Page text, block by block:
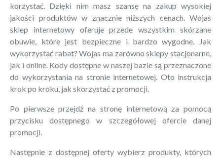
korzystać. Dzięki nim masz szansę na zakup wysokiej
jakości produktów w znacznie niższych cenach. Wojas
sklep internetowy oferuje przede wszystkim skórzane
obuwie, które jest bezpieczne i bardzo wygodne. Jak
wykorzystać rabat? Wojas ma zarówno sklepy stacjonarne,
jak i online. Kody dostępne w naszej bazie są przeznaczone
do wykorzystania na stronie internetowej. Oto instrukcja
krok po kroku, jak skorzystać z promocji.
Po pierwsze przejdź na stronę internetową za pomocą
przycisku dostępnego w szczegółowej ofercie danej
promocji.
Następnie z dostępnej oferty wybierz produkty, których